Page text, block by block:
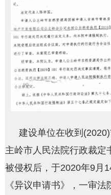
建设单位在收到
主岭市人民法院行政裁定
被侵权后，于2020年9月
《异议申请书》，一审